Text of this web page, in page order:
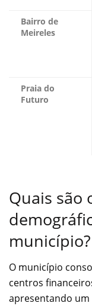
Bairro de
Meireles
Praia do
Futuro
Quais são
município?
O município
centros
apresentando um